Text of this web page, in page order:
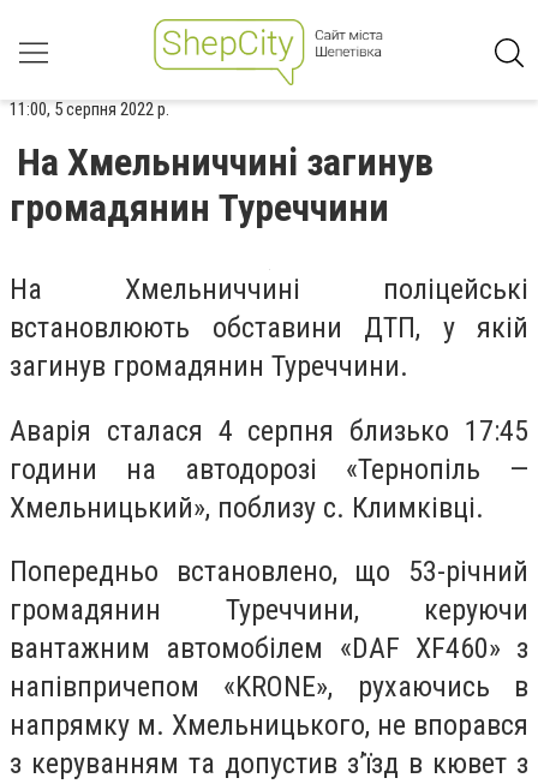
11:00, 5 серпня 2022 р.
На Хмельниччині загинув
громадянин Туреччини
На Хмельниччині поліцейські
встановлюють обставини ДТП, у якій
загинув громадянин Туреччини.
Аварія сталася 4 серпня близько 17:45
години на автодорозі «Тернопіль —
Хмельницький», поблизу с. Климківці.
Попередньо встановлено, що 53-річний
громадянин Туреччини, керуючи
вантажним автомобілем «DAF XF460» з
напівпричепом «KRONE», рухаючись в
напрямку м. Хмельницького, не впорався
з керуванням та допустив з’їзд в кювет з